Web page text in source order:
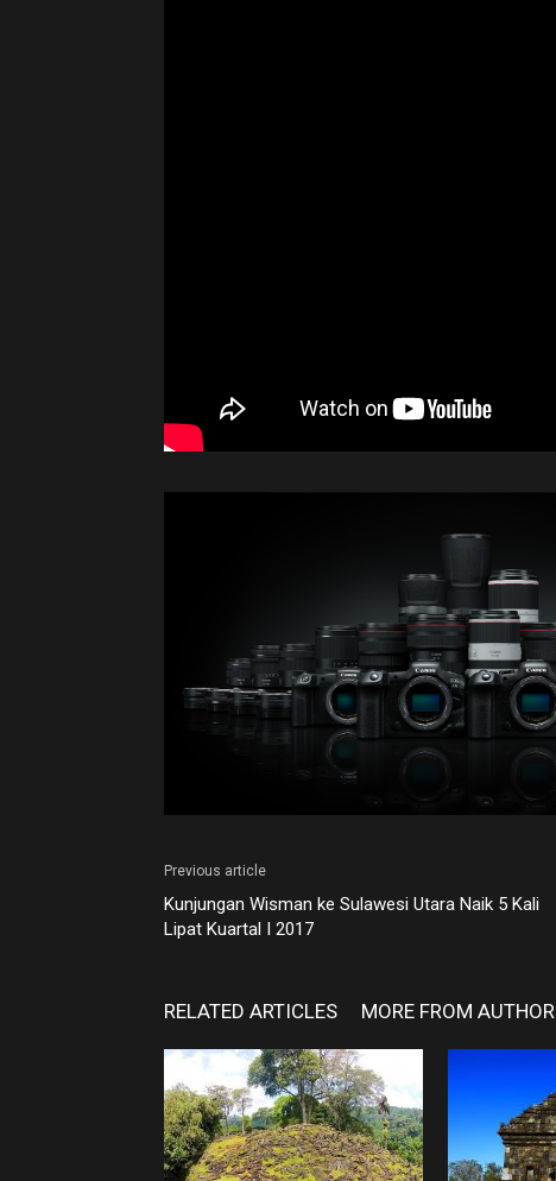
Previous article
Kunjungan Wisman ke Sulawesi Utara Naik 5 Kali
Lipat Kuartal I 2017
RELATED ARTICLES MORE FROM AUTHOR